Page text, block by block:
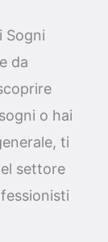
Sogni
da
o hai
ti
settore